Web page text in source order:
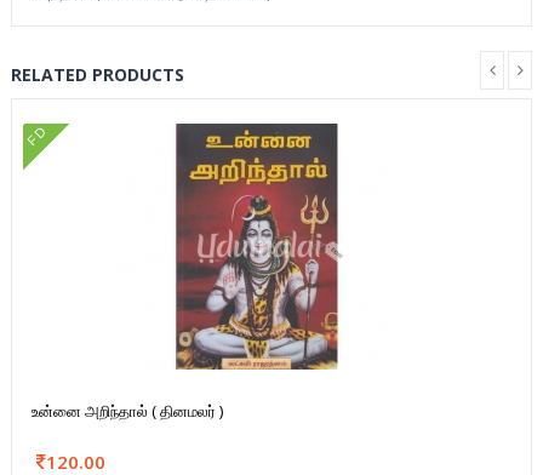
RELATED PRODUCTS
FD
உன்னை அறிந்தால் ( தினமலர் )
120.00